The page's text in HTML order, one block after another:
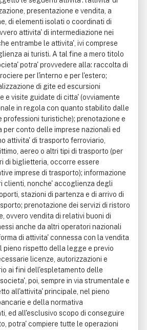
presentazione e vendita, a
di elementi isolati o coordinati di
attivita' di intermediazione nei
entrambe le attivita', ivi comprese
ai turisti. A tal fine a mero titolo
potra' provvedere alla: raccolta di
per l'interno e per l'estero;
di gite ed escursioni
e visite guidate di citta' (ovviamente
in regola con quanto stabilito dalle
professioni turistiche); prenotazione e
conto delle imprese nazionali ed
attivita' di trasporto ferroviario,
aereo o altri tipi di trasporto (per
di biglietteria, occorre essere
imprese di trasporto); informazione
clienti, nonche' accoglienza degli
stazioni di partenza e di arrivo di
prenotazione dei servizi di ristoro
ovvero vendita di relativi buoni di
anche da altri operatori nazionali
di attivita' connessa con la vendita
pieno rispetto della legge e previo
licenze, autorizzazioni e
ai fini dell'espletamento delle
poi, sempre in via strumentale e
all'attivita' principale, nel pieno
e della normativa
ed all'esclusivo scopo di conseguire
potra' compiere tutte le operazioni